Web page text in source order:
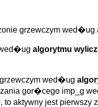
grzewczym wed�ug
algorytmu
wed�ug
gor�cego imp_g
aktywny jest pierwszy